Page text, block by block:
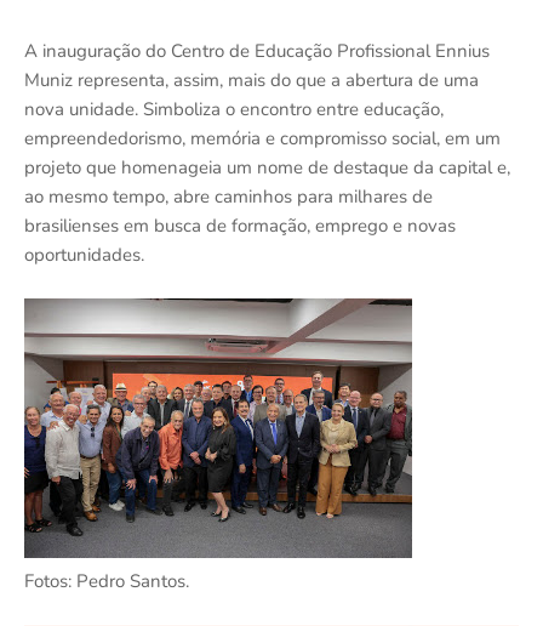
A inauguração do Centro de Educação Profissional Ennius
Muniz representa, assim, mais do que a abertura de uma
nova unidade. Simboliza o encontro entre educação,
empreendedorismo, memória e compromisso social, em um
projeto que homenageia um nome de destaque da capital e,
ao mesmo tempo, abre caminhos para milhares de
brasilienses em busca de formação, emprego e novas
oportunidades.
Fotos: Pedro Santos.